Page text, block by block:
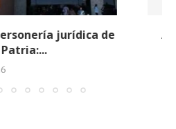
completa su gabinete
la designación de...
2026